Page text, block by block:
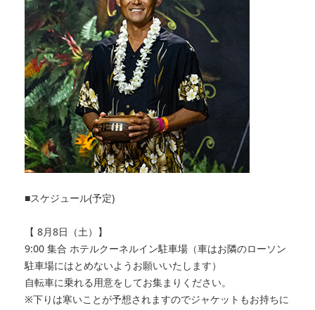
■スケジュール(予定)
【 8月8日（土）】
9:00 集合 ホテルクーネルイン駐車場（車はお隣のローソン
駐車場にはとめないようお願いいたします）
自転車に乗れる用意をしてお集まりください。
※下りは寒いことが予想されますのでジャケットもお持ちに